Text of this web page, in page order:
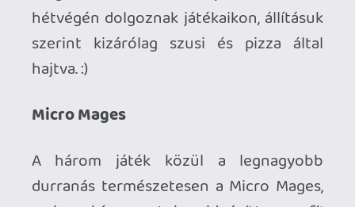
Böbl
Legnagyobb kedvencem viszont a Böbl,
buborékkal a főszerepben! Király
hangulatos zenéje a legjobbak közé
emeli. A pályadizájn is kiváló, fokozatosan